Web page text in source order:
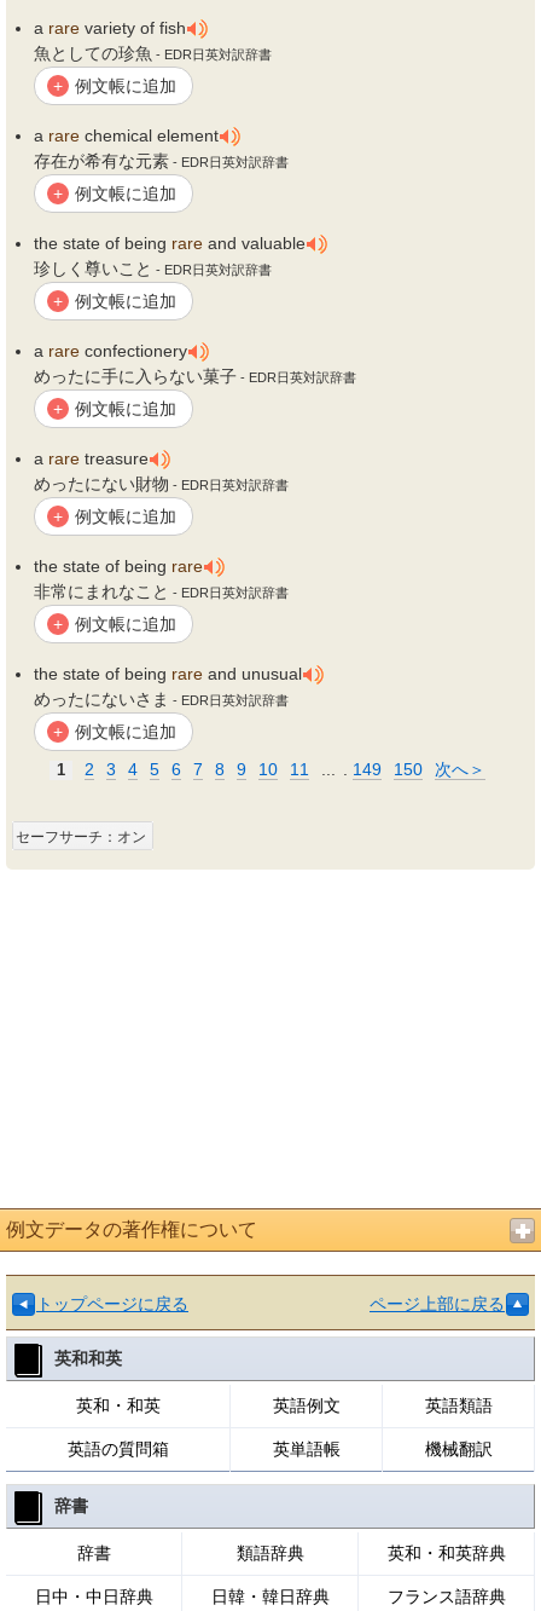
a rare variety of fish
魚としての珍魚 - EDR日英対訳辞書
+ 例文帳に追加
a rare chemical element
存在が希有な元素 - EDR日英対訳辞書
+ 例文帳に追加
the state of being rare and valuable
珍しく尊いこと - EDR日英対訳辞書
+ 例文帳に追加
a rare confectionery
めったに手に入らない菓子 - EDR日英対訳辞書
+ 例文帳に追加
a rare treasure
めったにない財物 - EDR日英対訳辞書
+ 例文帳に追加
the state of being rare
非常にまれなこと - EDR日英対訳辞書
+ 例文帳に追加
the state of being rare and unusual
めったにないさま - EDR日英対訳辞書
+ 例文帳に追加
1 2 3 4 5 6 7 8 9 10 11 149 150 次へ＞
セーフサーチ：オン
例文データの著作権について
トップページに戻る ページ上部に戻る
英和和英
英和・和英 英語例文 英語類語
英語の質問箱 英単語帳 機械翻訳
辞書
辞書 類語辞典 英和・和英辞典
日中・中日辞典 日韓・韓日辞典 フランス語辞典